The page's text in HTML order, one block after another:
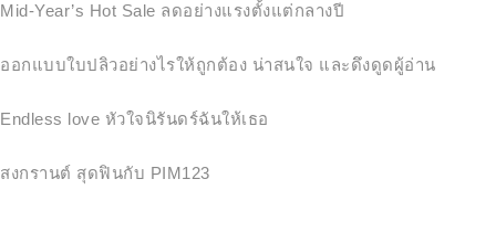
Mid-Year’s Hot Sale ลดอย่างแรงตั้งแต่กลางปี
ออกแบบใบปลิวอย่างไรให้ถูกต้อง น่าสนใจ และดึงดูดผู้อ่าน
Endless love หัวใจนิรันดร์ฉันให้เธอ
สงกรานต์ สุดฟินกับ PIM123